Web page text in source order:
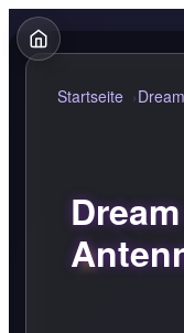
Startseite